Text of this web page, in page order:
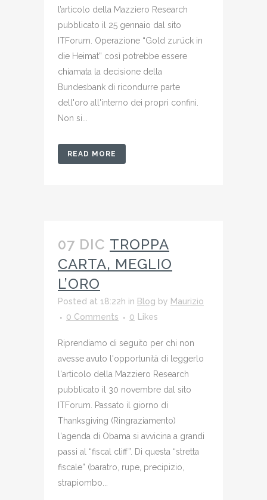
l’articolo della Mazziero Research
pubblicato il 25 gennaio dal sito
ITForum. Operazione “Gold zurück in
die Heimat” così potrebbe essere
chiamata la decisione della
Bundesbank di ricondurre parte
dell'oro all'interno dei propri confini.
Non si...
READ MORE
07 DIC TROPPA
CARTA, MEGLIO
L’ORO
Posted at 18:22h in Blog by Maurizio
0 Comments
0 Likes
Riprendiamo di seguito per chi non
avesse avuto l'opportunità di leggerlo
l'articolo della Mazziero Research
pubblicato il 30 novembre dal sito
ITForum. Passato il giorno di
Thanksgiving (Ringraziamento)
l'agenda di Obama si avvicina a grandi
passi al “fiscal cliff”. Di questa “stretta
fiscale” (baratro, rupe, precipizio,
strapiombo...